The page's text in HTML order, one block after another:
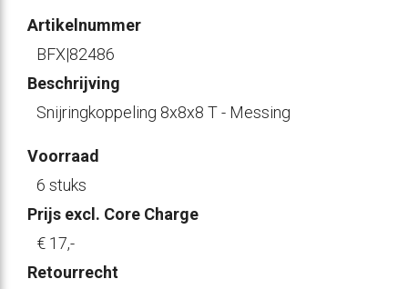
Artikelnummer
BFX|82486
Beschrijving
Snijringkoppeling 8x8x8 T - Messing
Voorraad
6 stuks
Prijs excl. Core Charge
€ 17,-
Retourrecht